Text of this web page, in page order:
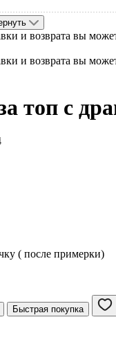
и возврата вы
и возврата вы
топ с
( после примерки)
Быстрая покупка